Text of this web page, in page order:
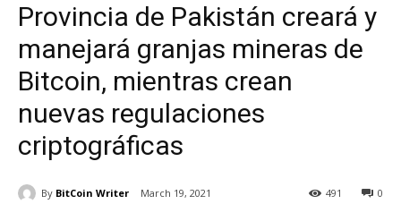
Provincia de Pakistán creará y
manejará granjas mineras de
Bitcoin, mientras crean
nuevas regulaciones
criptográficas
By BitCoin Writer March 19, 2021 0
491